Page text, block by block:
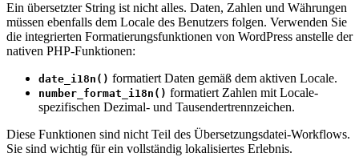
Ein übersetzter String ist nicht alles. Daten, Zahlen und Währungen
müssen ebenfalls dem Locale des Benutzers folgen. Verwenden Sie
die integrierten Formatierungsfunktionen von WordPress anstelle der
nativen PHP-Funktionen:
date_i18n() formatiert Daten gemäß dem aktiven Locale.
number_format_i18n() formatiert Zahlen mit Locale-
spezifischen Dezimal- und Tausendertrennzeichen.
Diese Funktionen sind nicht Teil des Übersetzungsdatei-Workflows.
Sie sind wichtig für ein vollständig lokalisiertes Erlebnis.